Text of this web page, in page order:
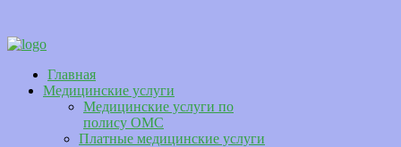
Главная
Медицинские услуги
Медицинские услуги по
полису ОМС
Платные медицинские услуги